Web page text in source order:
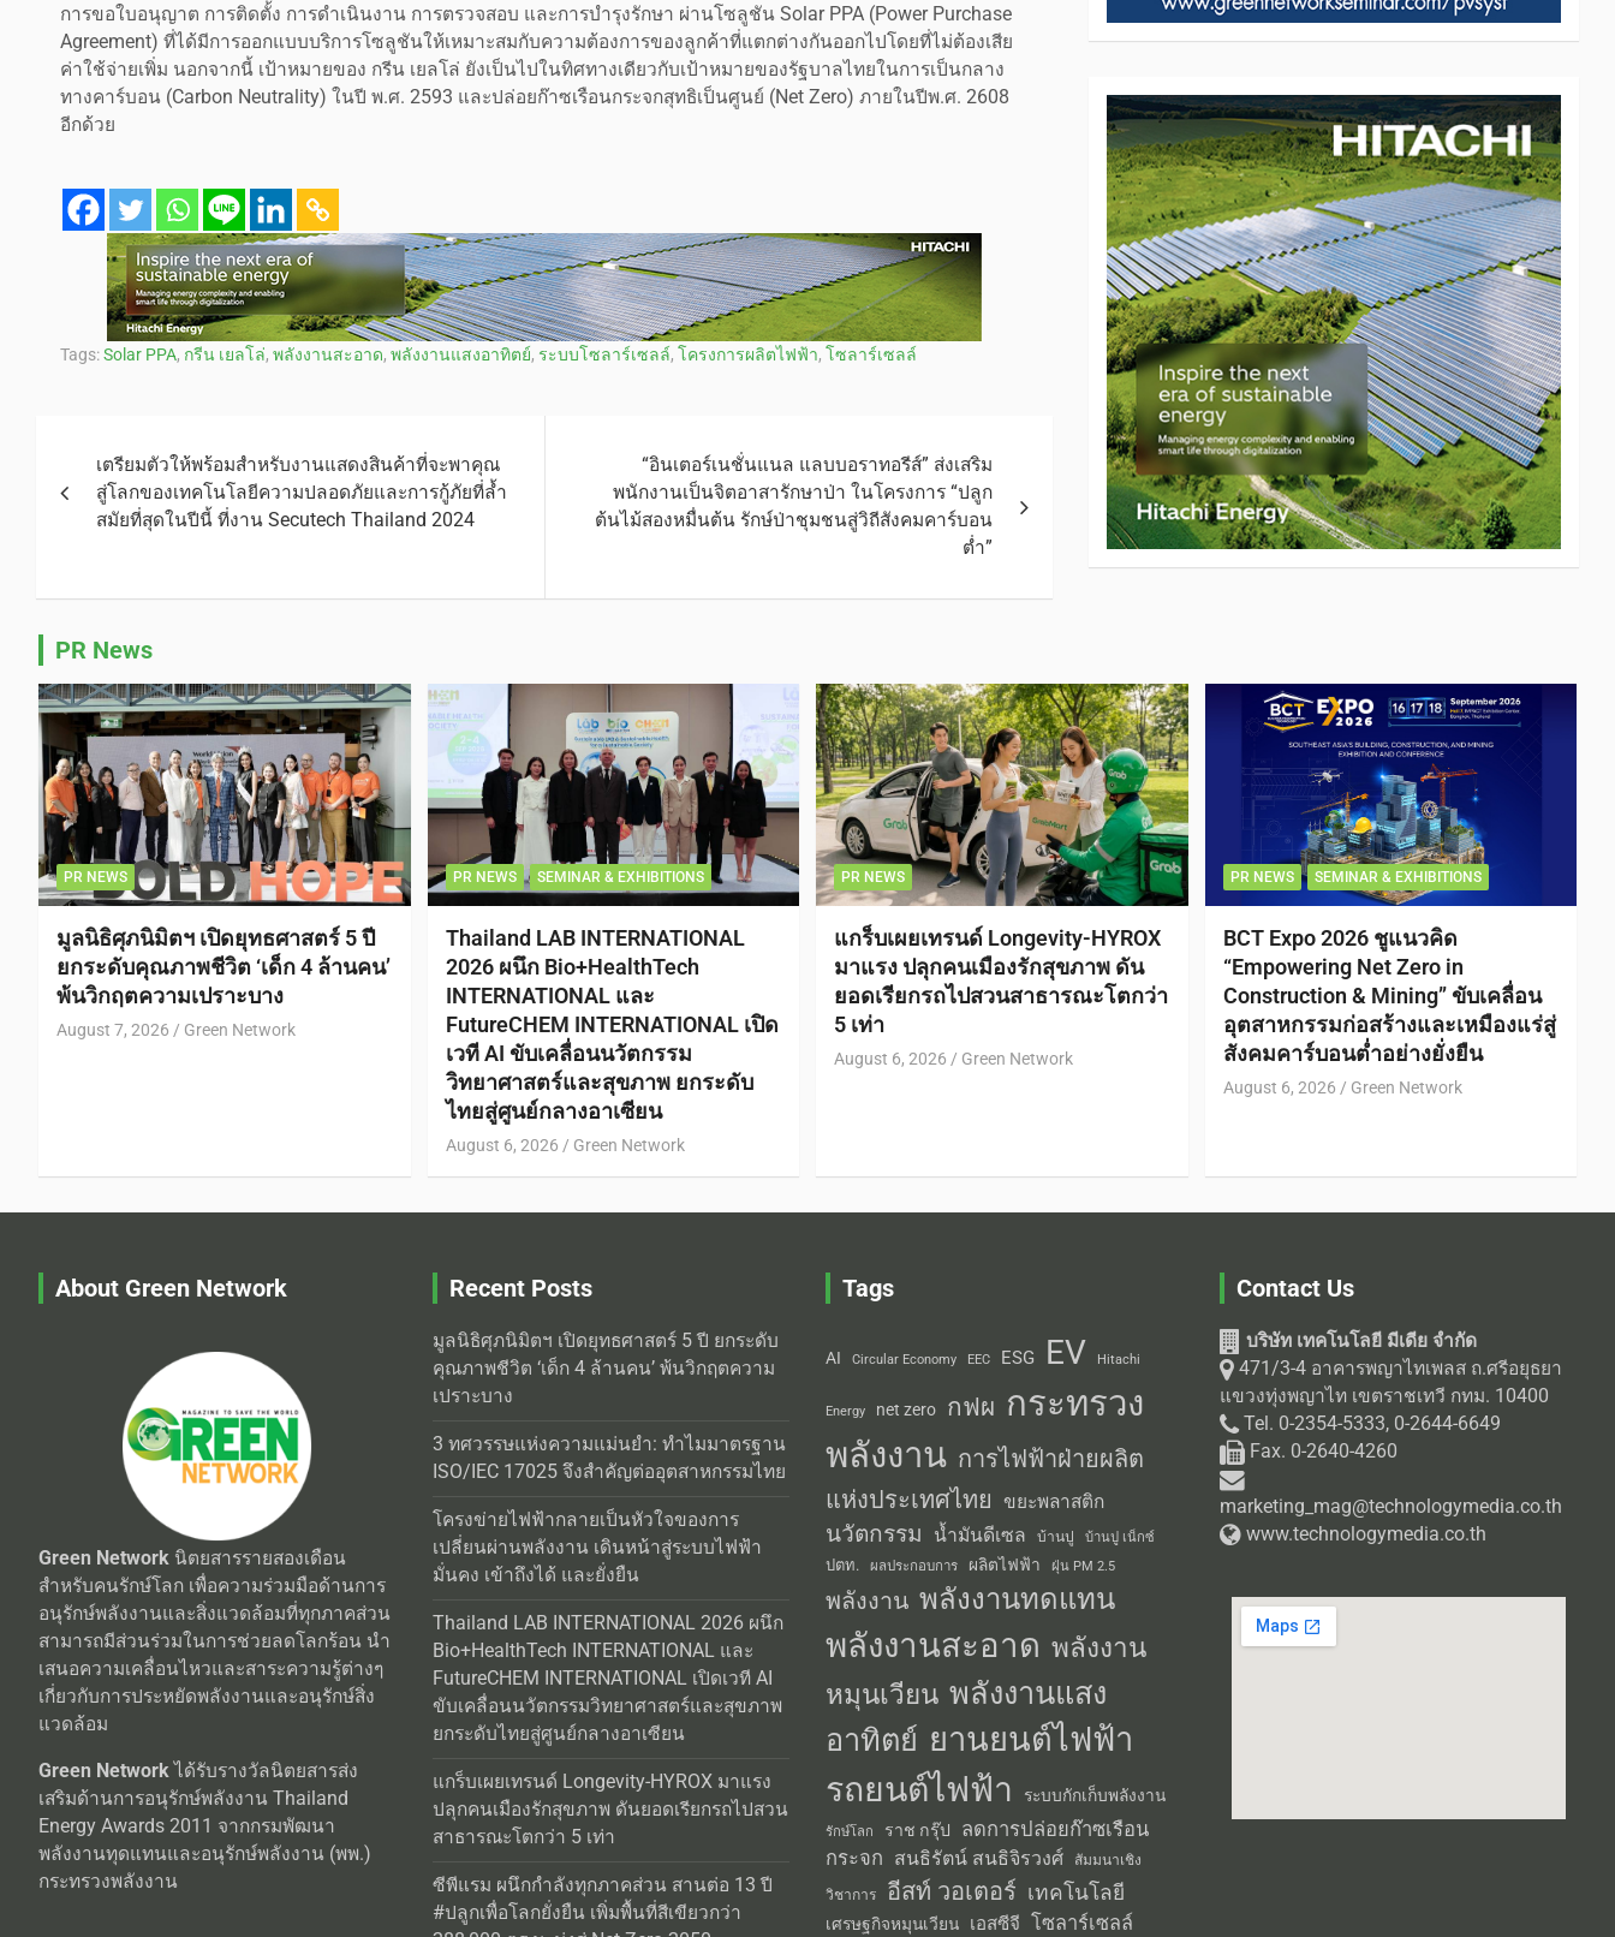
การขอใบอนุญาต การติดตั้ง การดำเนินงาน การตรวจสอบ และการบำรุงรักษา ผ่านโซลูชัน Solar PPA (Power Purchase
Agreement) ที่ได้มีการออกแบบบริการโซลูชันให้เหมาะสมกับความต้องการของลูกค้าที่แตกต่างกันออกไปโดยที่ไม่ต้องเสีย
ค่าใช้จ่ายเพิ่ม นอกจากนี้ เป้าหมายของ กรีน เยลโล่ ยังเป็นไปในทิศทางเดียวกับเป้าหมายของรัฐบาลไทยในการเป็นกลาง
ทางคาร์บอน (Carbon Neutrality) ในปี พ.ศ. 2593 และปล่อยก๊าซเรือนกระจกสุทธิเป็นศูนย์ (Net Zero) ภายในปีพ.ศ. 2608
อีกด้วย
Tags:Solar PPA, กรีน เยลโล่, พลังงานสะอาด, พลังงานแสงอาทิตย์, ระบบโซลาร์เซลล์, โครงการผลิตไฟฟ้า, โซลาร์เซลล์
เตรียมตัวให้พร้อมสำหรับงานแสดงสินค้าที่จะพาคุณ
สู่โลกของเทคโนโลยีความปลอดภัยและการกู้ภัยที่ล้ำ
สมัยที่สุดในปีนี้ ที่งาน Secutech Thailand 2024
“อินเตอร์เนชั่นแนล แลบบอราทอรีส์” ส่งเสริม
พนักงานเป็นจิตอาสารักษาป่า ในโครงการ “ปลูก
ต้นไม้สองหมื่นต้น รักษ์ป่าชุมชนสู่วิถีสังคมคาร์บอน
ต่ำ”
PR News
PR NEWS
มูลนิธิศุภนิมิตฯ เปิดยุทธศาสตร์ 5 ปี
ยกระดับคุณภาพชีวิต ‘เด็ก 4 ล้านคน’
พ้นวิกฤตความเปราะบาง
August 7, 2026 Green Network
PR NEWS SEMINAR & EXHIBITIONS
Thailand LAB INTERNATIONAL
2026 ผนึก Bio+HealthTech
INTERNATIONAL และ
FutureCHEM INTERNATIONAL เปิด
เวที AI ขับเคลื่อนนวัตกรรม
วิทยาศาสตร์และสุขภาพ ยกระดับ
ไทยสู่ศูนย์กลางอาเซียน
August 6, 2026 Green Network
PR NEWS
แกร็บเผยเทรนด์ Longevity-HYROX
มาแรง ปลุกคนเมืองรักสุขภาพ ดัน
ยอดเรียกรถไปสวนสาธารณะโตกว่า
5 เท่า
August 6, 2026 Green Network
PR NEWS SEMINAR & EXHIBITIONS
BCT Expo 2026 ชูแนวคิด
“Empowering Net Zero in
Construction & Mining” ขับเคลื่อน
อุตสาหกรรมก่อสร้างและเหมืองแร่สู่
สังคมคาร์บอนต่ำอย่างยั่งยืน
August 6, 2026 Green Network
About Green Network
Green Network นิตยสารรายสองเดือน
สำหรับคนรักษ์โลก เพื่อความร่วมมือด้านการ
อนุรักษ์พลังงานและสิ่งแวดล้อมที่ทุกภาคส่วน
สามารถมีส่วนร่วมในการช่วยลดโลกร้อน นำ
เสนอความเคลื่อนไหวและสาระความรู้ต่างๆ
เกี่ยวกับการประหยัดพลังงานและอนุรักษ์สิ่ง
แวดล้อม
Green Networkได้รับรางวัลนิตยสารส่ง
เสริมด้านการอนุรักษ์พลังงาน Thailand
Energy Awards 2011 จากกรมพัฒนา
พลังงานทุดแทนและอนุรักษ์พลังงาน (พพ.)
กระทรวงพลังงาน
Recent Posts
มูลนิธิศุภนิมิตฯ เปิดยุทธศาสตร์ 5 ปี ยกระดับ
คุณภาพชีวิต ‘เด็ก 4 ล้านคน’ พ้นวิกฤตความ
เปราะบาง
3 ทศวรรษแห่งความแม่นยำ: ทำไมมาตรฐาน
ISO/IEC 17025 จึงสำคัญต่ออุตสาหกรรมไทย
โครงข่ายไฟฟ้ากลายเป็นหัวใจของการ
เปลี่ยนผ่านพลังงาน เดินหน้าสู่ระบบไฟฟ้า
มั่นคง เข้าถึงได้ และยั่งยืน
Thailand LAB INTERNATIONAL 2026 ผนึก
Bio+HealthTech INTERNATIONAL และ
FutureCHEM INTERNATIONAL เปิดเวที AI
ขับเคลื่อนนวัตกรรมวิทยาศาสตร์และสุขภาพ
ยกระดับไทยสู่ศูนย์กลางอาเซียน
แกร็บเผยเทรนด์ Longevity-HYROX มาแรง
ปลุกคนเมืองรักสุขภาพ ดันยอดเรียกรถไปสวน
สาธารณะโตกว่า 5 เท่า
ซีพีแรม ผนึกกำลังทุกภาคส่วน สานต่อ 13 ปี
#ปลูกเพื่อโลกยั่งยืน เพิ่มพื้นที่สีเขียวกว่า
Tags
AI Circular Economy EEC ESG EV Hitachi
Energy net zero กฟผ กระทรวง
พลังงาน การไฟฟ้าฝ่ายผลิต
แห่งประเทศไทย
ขยะพลาสติก
นวัตกรรม น้ำมันดีเซล บ้านปู บ้านปู เน็กซ์
ปตท. ผลประกอบการ ผลิตไฟฟ้า ฝุ่น PM 2.5
พลังงาน พลังงานทดแทน
พลังงานสะอาด พลังงาน
หมุนเวียน พลังงานแสง
อาทิตย์ ยานยนต์ไฟฟ้า
รถยนต์ไฟฟ้า ระบบกักเก็บพลังงาน
รักษ์โลก ราช กรุ๊ป
ลดการปล่อยก๊าซเรือน
กระจก สนธิรัตน์ สนธิจิรวงศ์ สัมมนาเชิง
วิชาการ อีสท์ วอเตอร์ เทคโนโลยี
เศรษฐกิจหมุนเวียน เอสซีจี โซลาร์เซลล์
Contact Us
บริษัท เทคโนโลยี มีเดีย จำกัด
471/3-4 อาคารพญาไทเพลส ถ.ศรีอยุธยา
แขวงทุ่งพญาไท เขตราชเทวี กทม. 10400
Tel. 0-2354-5333, 0-2644-6649
Fax. 0-2640-4260
marketing_mag@technologymedia.co.th
www.technologymedia.co.th